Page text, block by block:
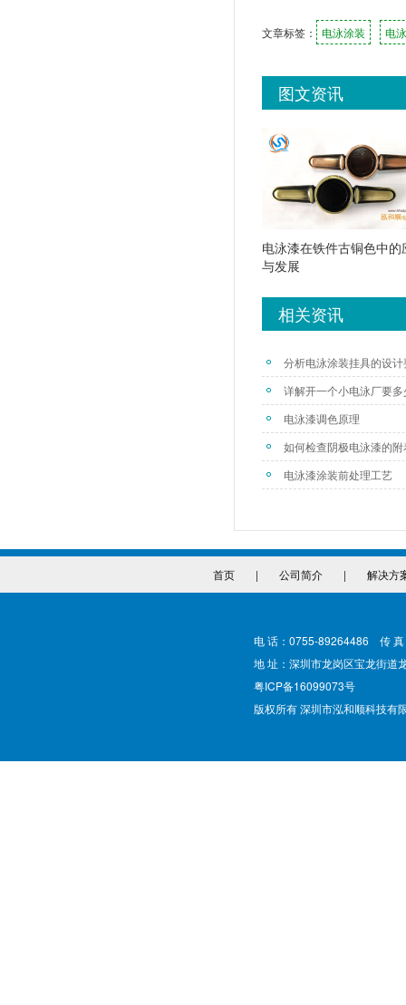
文章标签： 电泳涂装 电
图文资讯
电泳漆在铁件古铜色中的
与发展
相关资讯
分析电泳涂装挂具的设计
详解开一个小电泳厂要
电泳漆调色原理
如何检查阴极电泳漆的
电泳漆涂装前处理工艺
首页 | 公司简介 | 解决方
电 话：0755-89264486 传
地 址：深圳市龙岗区宝龙街道
粤ICP备16099073号
版权所有 深圳市泓和顺科技有